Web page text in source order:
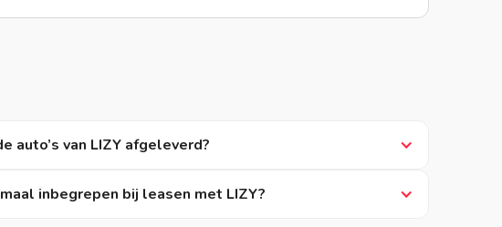
auto’s van LIZY afgeleverd?
inbegrepen bij leasen met LIZY?